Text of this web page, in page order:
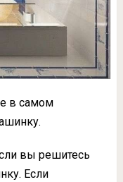
в самом
вы решитесь
Если